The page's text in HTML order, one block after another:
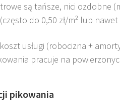
są tańsze, nici ozdobne
do 0,50 zł/m² lub
usługi (robocizna +
pracuje na
pikowania